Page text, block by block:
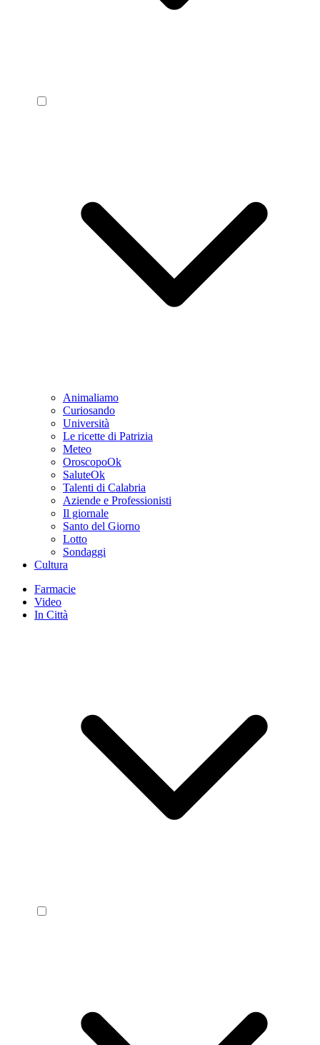
Animaliamo
Curiosando
Università
Le ricette di Patrizia
Meteo
OroscopoOk
SaluteOk
Talenti di Calabria
Aziende e Professionisti
Il giornale
Santo del Giorno
Lotto
Sondaggi
Cultura
Farmacie
Video
In Città